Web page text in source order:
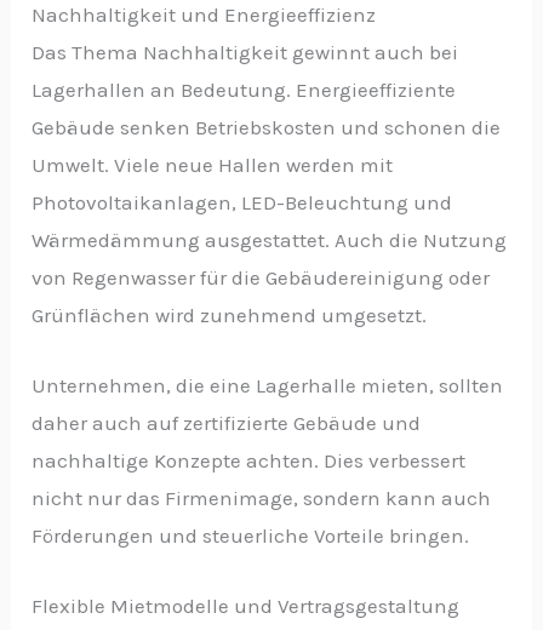
Nachhaltigkeit und Energieeffizienz
Das Thema Nachhaltigkeit gewinnt auch bei
Lagerhallen an Bedeutung. Energieeffiziente
Gebäude senken Betriebskosten und schonen die
Umwelt. Viele neue Hallen werden mit
Photovoltaikanlagen, LED-Beleuchtung und
Wärmedämmung ausgestattet. Auch die Nutzung
von Regenwasser für die Gebäudereinigung oder
Grünflächen wird zunehmend umgesetzt.
Unternehmen, die eine Lagerhalle mieten, sollten
daher auch auf zertifizierte Gebäude und
nachhaltige Konzepte achten. Dies verbessert
nicht nur das Firmenimage, sondern kann auch
Förderungen und steuerliche Vorteile bringen.
Flexible Mietmodelle und Vertragsgestaltung